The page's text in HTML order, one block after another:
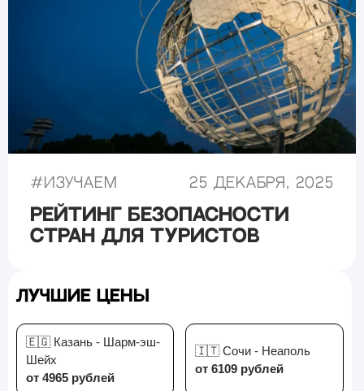
#Изучаем 25 декабря, 2025
Рейтинг безопасности
стран для туристов
Лучшие цены
🇪🇬 Казань - Шарм-эш-
Шейх
от 4965 рублей
🇮🇹 Сочи - Неаполь
от 6109 рублей